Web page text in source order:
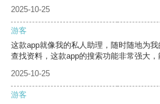
2025-10-25
游客
这款app就像我的私人助理，随时随地为
查找资料，这款app的搜索功能非常强大，
2025-10-25
游客